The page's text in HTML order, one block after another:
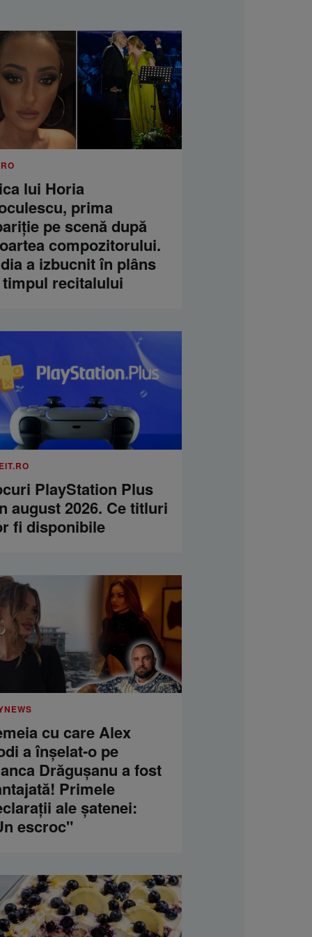
lui Horia
prima
pe scenă după
compozitorului.
a izbucnit în plâns
recitalului
PlayStation Plus
august 2026. Ce titluri
fi disponibile
cu care Alex
a înșelat-o pe
Drăgușanu a fost
Primele
ale șatenei:
escroc"